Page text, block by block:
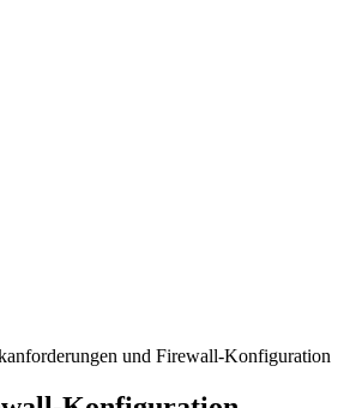
und Firewall-Konfiguration